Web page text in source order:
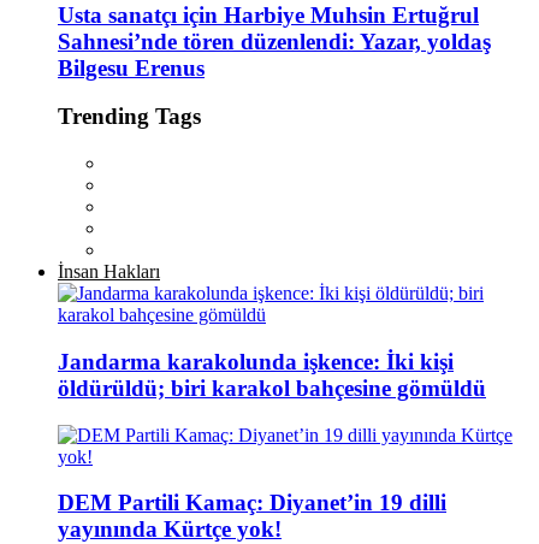
Usta sanatçı için Harbiye Muhsin Ertuğrul
Sahnesi’nde tören düzenlendi: Yazar, yoldaş
Bilgesu Erenus
Trending Tags
İnsan Hakları
Jandarma karakolunda işkence: İki kişi
öldürüldü; biri karakol bahçesine gömüldü
DEM Partili Kamaç: Diyanet’in 19 dilli
yayınında Kürtçe yok!